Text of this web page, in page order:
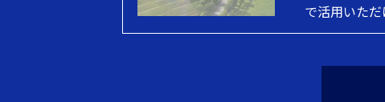
で活用いただ